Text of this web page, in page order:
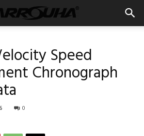
Speed
Chronograph
0